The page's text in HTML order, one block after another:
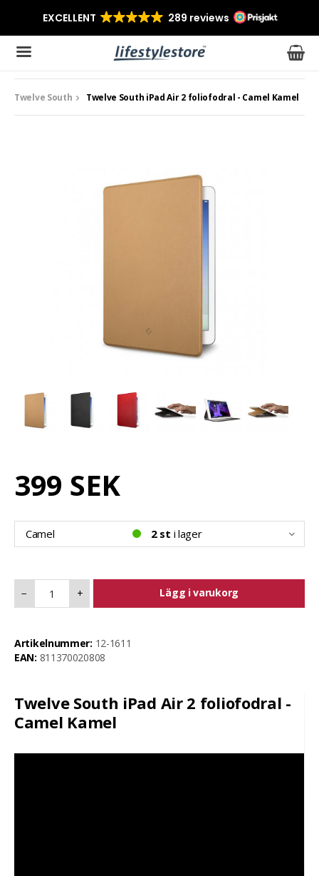
Produkten har blivit tillagd i varukorgen
Twelve South Twelve South iPad Air 2 foliofodral - Camel Kamel
Twelve South iPad Air 2 foliofodral -
Camel Kamel
399 SEK
Camel 2 st i lager
− + Lägg i varukorg
Artikelnummer: 12-1611
EAN: 811370020808